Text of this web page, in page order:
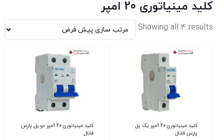
کلید مینیاتوری 20 امپر
Showing all 4 results
کلید مینیاتوری 20 آمپر یک پل
پارس فانال
کلید مینیاتوری 20 آمپر دو پل پارس
فانال